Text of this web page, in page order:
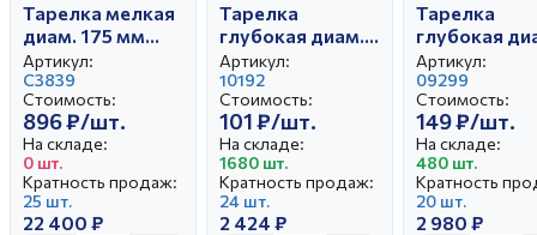
Тарелка мелкая
диам. 175 мм
Вырезной край
Свадебный
Артикул:
С3839
Стоимость:
896 ₽/шт.
На складе:
0 шт.
Кратность продаж:
25 шт.
22 400 ₽
Тарелка
глубокая диам.
200 мм Гладкий
край Гуси
(новые)
Артикул:
10192
Стоимость:
101 ₽/шт.
На складе:
1680 шт.
Кратность продаж:
24 шт.
2 424 ₽
Тарелка
глубокая
240 мм
край
тюльпаны
Артикул:
09299
Стоимость:
149 ₽/шт.
На складе:
480 шт.
Кратность
20 шт.
2 980 ₽